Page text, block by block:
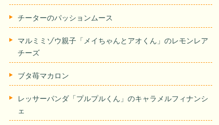
チーターのパッションムース
マルミミゾウ親子「メイちゃんとアオくん」のレモンレア
チーズ
ブタ苺マカロン
レッサーパンダ「プルプルくん」のキャラメルフィナンシ
ェ